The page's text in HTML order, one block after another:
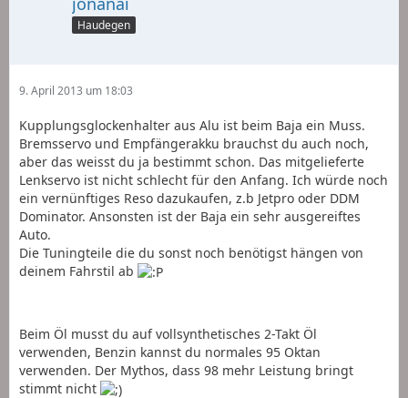
Haudegen
9. April 2013 um 18:03
Kupplungsglockenhalter aus Alu ist beim Baja ein Muss.
Bremsservo und Empfängerakku brauchst du auch noch,
aber das weisst du ja bestimmt schon. Das mitgelieferte
Lenkservo ist nicht schlecht für den Anfang. Ich würde noch
ein vernünftiges Reso dazukaufen, z.b Jetpro oder DDM
Dominator. Ansonsten ist der Baja ein sehr ausgereiftes
Auto.
Die Tuningteile die du sonst noch benötigst hängen von
deinem Fahrstil ab
Beim Öl musst du auf vollsynthetisches 2-Takt Öl
verwenden, Benzin kannst du normales 95 Oktan
verwenden. Der Mythos, dass 98 mehr Leistung bringt
stimmt nicht